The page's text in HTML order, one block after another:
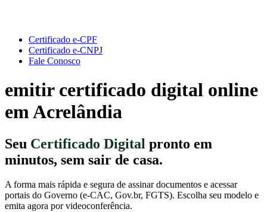
Certificado e-CPF
Certificado e-CNPJ
Fale Conosco
emitir certificado digital online
em Acrelândia
Seu Certificado Digital pronto em
minutos, sem sair de casa.
A forma mais rápida e segura de assinar documentos e acessar
portais do Governo (e-CAC, Gov.br, FGTS). Escolha seu modelo e
emita agora por videoconferência.